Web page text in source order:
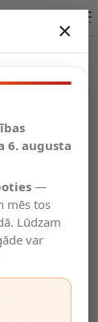
×
6. augusta
—
mēs tos
Lūdzam
var